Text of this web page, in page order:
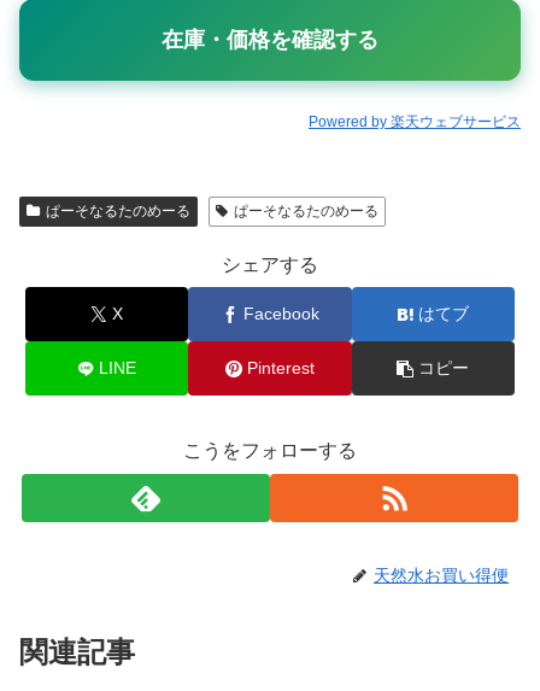
在庫・価格を確認する
Powered by 楽天ウェブサービス
ぱーそなるたのめーる ぱーそなるたのめーる
シェアする
X Facebook はてブ
LINE Pinterest コピー
こうをフォローする
天然水お買い得便
関連記事